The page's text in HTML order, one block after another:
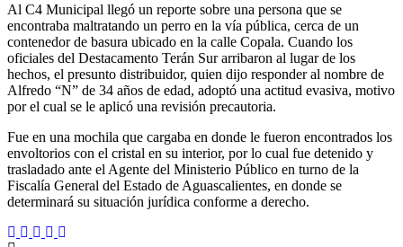
Al C4 Municipal llegó un reporte sobre una persona que se
encontraba maltratando un perro en la vía pública, cerca de un
contenedor de basura ubicado en la calle Copala. Cuando los
oficiales del Destacamento Terán Sur arribaron al lugar de los
hechos, el presunto distribuidor, quien dijo responder al nombre de
Alfredo “N” de 34 años de edad, adoptó una actitud evasiva, motivo
por el cual se le aplicó una revisión precautoria.
Fue en una mochila que cargaba en donde le fueron encontrados los
envoltorios con el cristal en su interior, por lo cual fue detenido y
trasladado ante el Agente del Ministerio Público en turno de la
Fiscalía General del Estado de Aguascalientes, en donde se
determinará su situación jurídica conforme a derecho.